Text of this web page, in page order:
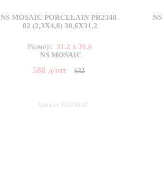
NS MOSAIC PORCELAIN PR2348-
02 (2,3X4,8) 30,6X31,2
Размер:
31.2 x 30.6
NS MOSAIC
588д/шт 632
Артикул: PR2348-02